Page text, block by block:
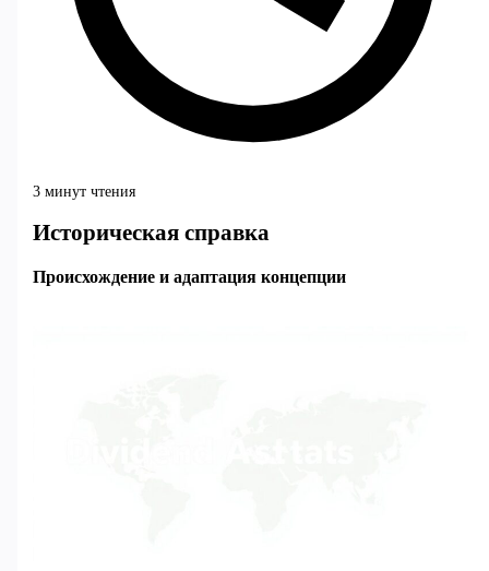
3 минут чтения
Историческая справка
Происхождение и адаптация концепции